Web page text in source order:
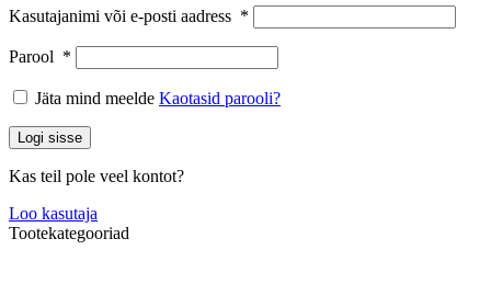
Kasutajanimi või e-posti aadress *
Parool *
Jäta mind meelde Kaotasid parooli?
Logi sisse
Kas teil pole veel kontot?
Loo kasutaja
Tootekategooriad